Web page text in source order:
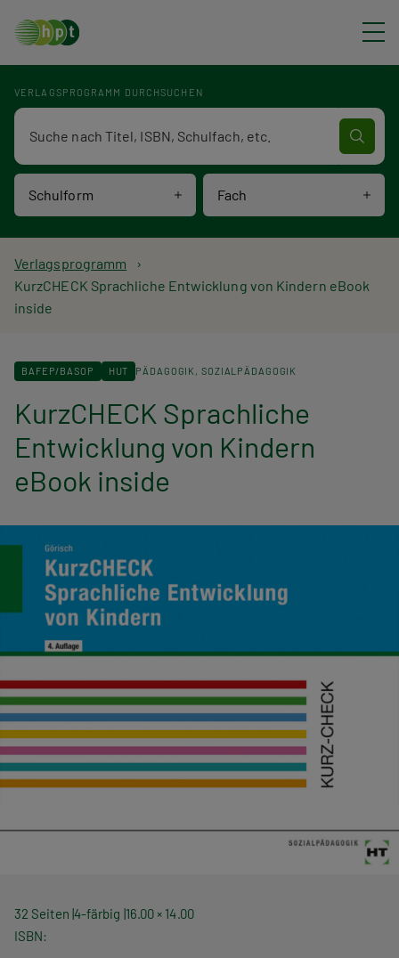
VERLAGSPROGRAMM DURCHSUCHEN
Schulform Fach
Verlagsprogramm Volltextsuche
P
f
d
n
a
v
i
g
i
o
n
Verlagsprogramm
KurzCHECK Sprachliche Entwicklung von Kindern eBook
inside
BAFEP/BASOP HUT PÄDAGOGIK SOZIALPÄDAGOGIK
KurzCHECK Sprachliche
Entwicklung von Kindern
eBook inside
32 Seiten 4-färbig 16.00 × 14.00
ISBN